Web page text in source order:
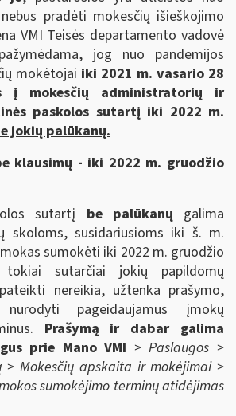
pradėti mokesčių išieškojimo
VMI Teisės departamento vadovė
jog nuo pandemijos
mokėtojai iki 2021 m. vasario 28
mokesčių administratorių ir
paskolos sutartį iki 2022 m.
jokių palūkanų.
klausimų - iki 2022 m. gruodžio
sutartį be palūkanų galima
skoloms, susidariusioms iki š. m.
sumokėti iki 2022 m. gruodžio
sutarčiai jokių papildomų
nereikia, užtenka prašymo,
pageidaujamus įmokų
Prašymą ir dabar galima
prie Mano VMI > Paslaugos >
> Mokesčių apskaita ir mokėjimai >
sumokėjimo terminų atidėjimas